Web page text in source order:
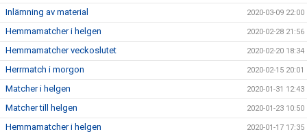
Inlämning av material 2020-03-09 22:00
Hemmamatcher i helgen 2020-02-28 21:56
Hemmamatcher veckoslutet 2020-02-20 18:34
Herrmatch i morgon 2020-02-15 20:01
Matcher i helgen 2020-01-31 12:43
Matcher till helgen 2020-01-23 10:50
Hemmamatcher i helgen 2020-01-17 17:35